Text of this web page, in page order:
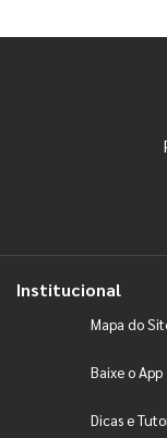
Institucional
Mapa do
Baixe o App
Dicas e